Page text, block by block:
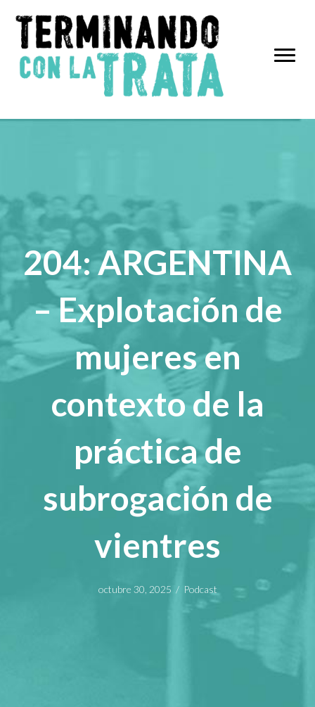
204: ARGENTINA
– Explotación de
mujeres en
contexto de la
práctica de
subrogación de
vientres
octubre 30, 2025 / Podcast